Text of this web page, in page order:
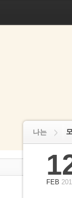
나는
FEB